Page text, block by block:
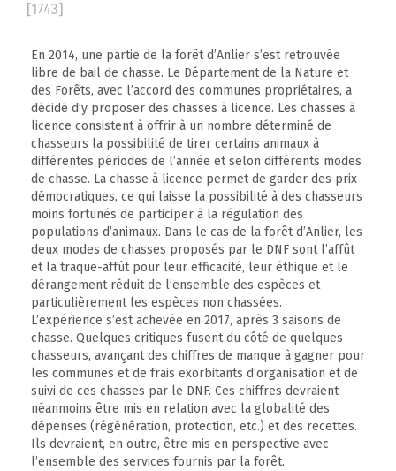
[1743]
En 2014, une partie de la forêt d’Anlier s’est retrouvée
libre de bail de chasse. Le Département de la Nature et
des Forêts, avec l’accord des communes propriétaires, a
décidé d’y proposer des chasses à licence. Les chasses à
licence consistent à offrir à un nombre déterminé de
chasseurs la possibilité de tirer certains animaux à
différentes périodes de l’année et selon différents modes
de chasse. La chasse à licence permet de garder des prix
démocratiques, ce qui laisse la possibilité à des chasseurs
moins fortunés de participer à la régulation des
populations d’animaux. Dans le cas de la forêt d’Anlier, les
deux modes de chasses proposés par le DNF sont l’affût
et la traque-affût pour leur efficacité, leur éthique et le
dérangement réduit de l’ensemble des espèces et
particulièrement les espèces non chassées.
L’expérience s’est achevée en 2017, après 3 saisons de
chasse. Quelques critiques fusent du côté de quelques
chasseurs, avançant des chiffres de manque à gagner pour
les communes et de frais exorbitants d’organisation et de
suivi de ces chasses par le DNF. Ces chiffres devraient
néanmoins être mis en relation avec la globalité des
dépenses (régénération, protection, etc.) et des recettes.
Ils devraient, en outre, être mis en perspective avec
l’ensemble des services fournis par la forêt.